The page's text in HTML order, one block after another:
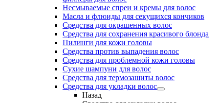
Несмываемые спреи и кремы для волос
Масла и флюиды для секущихся кончиков
Средства для окрашенных волос
Средства для сохранения красивого блонда
Пилинги для кожи головы
Средства против выпадения волос
Средства для проблемной кожи головы
Сухие шампуни для волос
Средства для термозащиты волос
Средства для укладки волос
Назад